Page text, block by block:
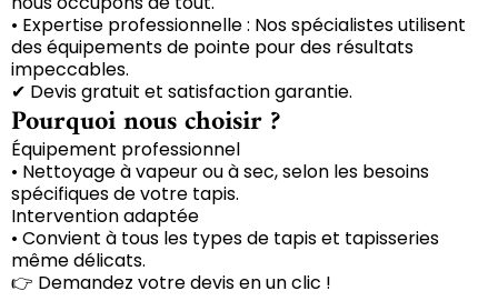
• Expertise professionnelle : Nos spécialistes utilisent
des équipements de pointe pour des résultats
impeccables.
✔ Devis gratuit et satisfaction garantie.
Pourquoi nous choisir ?
Équipement professionnel
• Nettoyage à vapeur ou à sec, selon les besoins
spécifiques de votre tapis.
Intervention adaptée
• Convient à tous les types de tapis et tapisseries
même délicats.
👉 Demandez votre devis en un clic !